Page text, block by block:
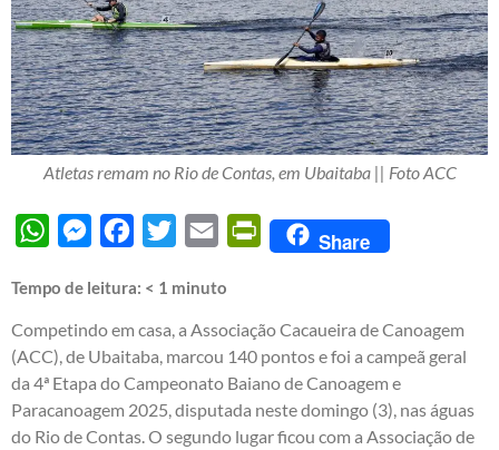
Atletas remam no Rio de Contas, em Ubaitaba || Foto ACC
WhatsAppMessengerFacebook
Twitter Email PrintFriendly
Share
Tempo de leitura: < 1 minuto
Competindo em casa, a Associação Cacaueira de Canoagem
(ACC), de Ubaitaba, marcou 140 pontos e foi a campeã geral
da 4ª Etapa do Campeonato Baiano de Canoagem e
Paracanoagem 2025, disputada neste domingo (3), nas águas
do Rio de Contas. O segundo lugar ficou com a Associação de